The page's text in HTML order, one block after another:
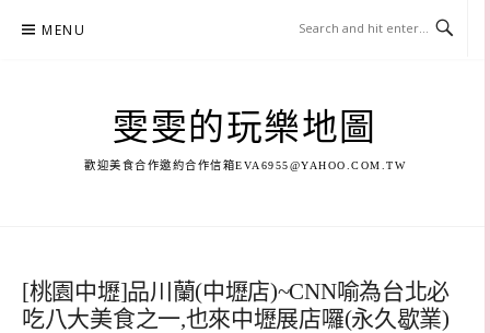
MENU
雯雯的玩樂地圖
歡迎美食合作邀約合作信箱EVA6955@YAHOO.COM.TW
[桃園中壢]品川蘭(中壢店)~CNN喻為台北必
吃八大美食之一,也來中壢展店囉(永久歇業)